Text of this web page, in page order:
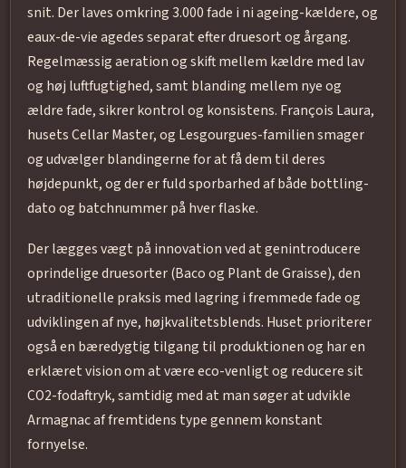
snit. Der laves omkring 3.000 fade i ni ageing-kældere, og
eaux-de-vie agedes separat efter druesort og årgang.
Regelmæssig aeration og skift mellem kældre med lav
og høj luftfugtighed, samt blanding mellem nye og
ældre fade, sikrer kontrol og konsistens. François Laura,
husets Cellar Master, og Lesgourgues-familien smager
og udvælger blandingerne for at få dem til deres
højdepunkt, og der er fuld sporbarhed af både bottling-
dato og batchnummer på hver flaske.
Der lægges vægt på innovation ved at genintroducere
oprindelige druesorter (Baco og Plant de Graisse), den
utraditionelle praksis med lagring i fremmede fade og
udviklingen af nye, højkvalitetsblends. Huset prioriterer
også en bæredygtig tilgang til produktionen og har en
erklæret vision om at være eco-venligt og reducere sit
CO2-fodaftryk, samtidig med at man søger at udvikle
Armagnac af fremtidens type gennem konstant
fornyelse.